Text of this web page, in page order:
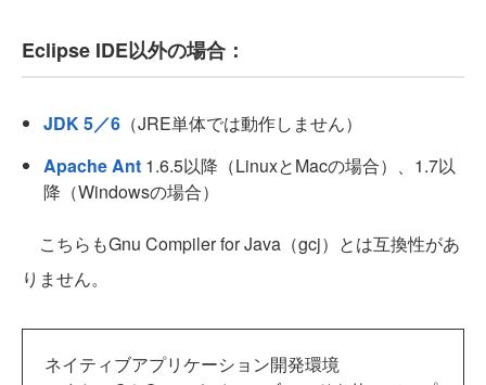
Eclipse IDE以外の場合：
JDK 5／6 （JRE単体では動作しません）
Apache Ant 1.6.5以降（LinuxとMacの場合）、1.7以
降（Windowsの場合）
こちらもGnu Compiler for Java（gcj）とは互換性があ
りません。
ネイティブアプリケーション開発環境